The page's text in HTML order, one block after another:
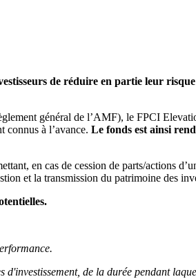
de réduire en partie leur
général de l’AMF), le FPCI
connus à l’avance. Le fonds est ainsi
en cas de cession de parts/actions
et la transmission du patrimoine des
d'investissement, de la durée pendant